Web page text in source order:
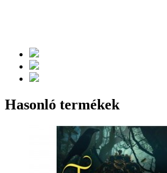
Hasonló termékek